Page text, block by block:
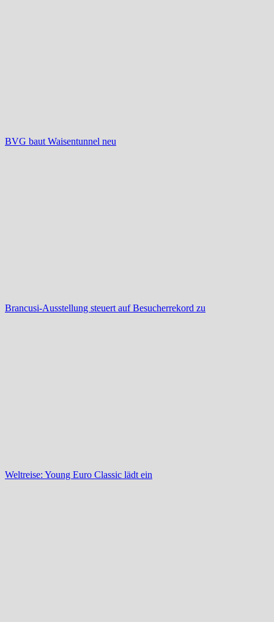
BVG baut Waisentunnel neu
Brancusi-Ausstellung steuert auf Besucherrekord zu
Weltreise: Young Euro Classic lädt ein